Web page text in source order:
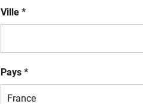
Ville *
Pays *